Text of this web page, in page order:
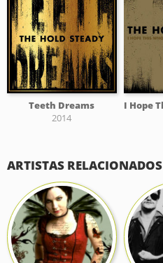
Teeth Dreams
2014
ARTISTAS RELACIONADOS